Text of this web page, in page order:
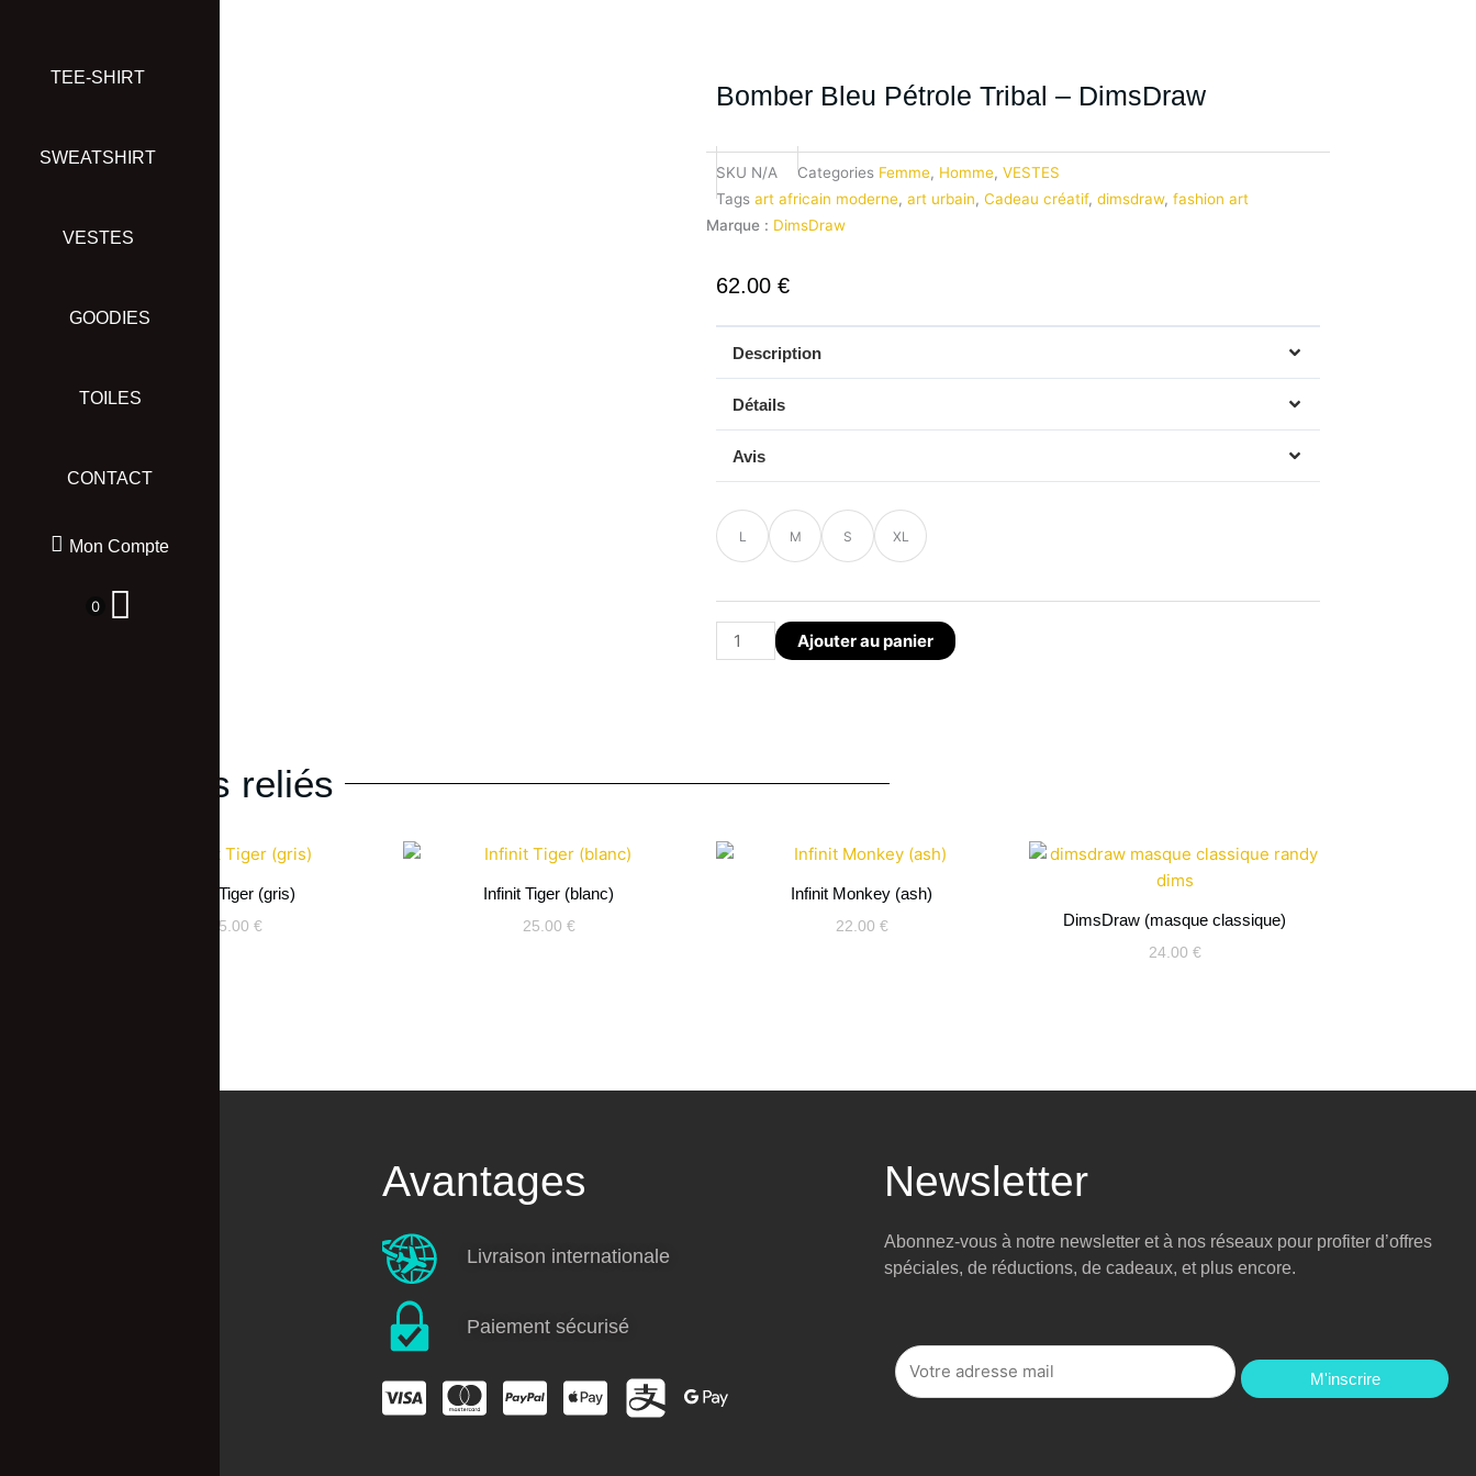
TEE-SHIRT
SWEATSHIRT
VESTES
GOODIES
TOILES
CONTACT
Mon Compte
0
Bomber Bleu Pétrole Tribal – DimsDraw
SKU N/A Categories Femme, Homme, VESTES
Tags art africain moderne, art urbain, Cadeau créatif, dimsdraw, fashion art
Marque : DimsDraw
62.00 €
Description
Détails
Avis
L M S XL
quantité
de
Bomber
Pétrole
Tribal
Ajouter au panier
Produits reliés
Infinit Tiger (gris)
25.00 €
Infinit Tiger (blanc)
25.00 €
Infinit Monkey (ash)
22.00 € DimsDraw (masque classique)
24.00 €
Avantages
Livraison internationale
Paiement sécurisé
Newsletter
Abonnez-vous à notre newsletter et à nos réseaux pour profiter d’offres
spéciales, de réductions, de cadeaux, et plus encore.
M'inscrire